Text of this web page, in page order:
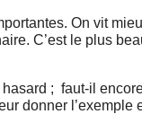
On vit
C’est le plus
hasard ; faut-il
donner l’exemple